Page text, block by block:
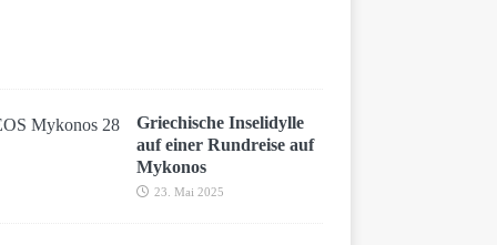
Griechische Inselidylle
auf einer Rundreise auf
Mykonos
23. Mai 2025